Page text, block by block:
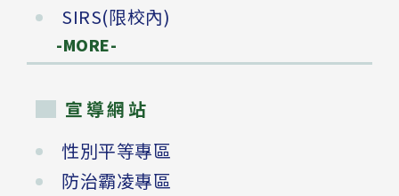
SIRS(限校內)
-MORE-
宣導網站
性別平等專區
防治霸凌專區